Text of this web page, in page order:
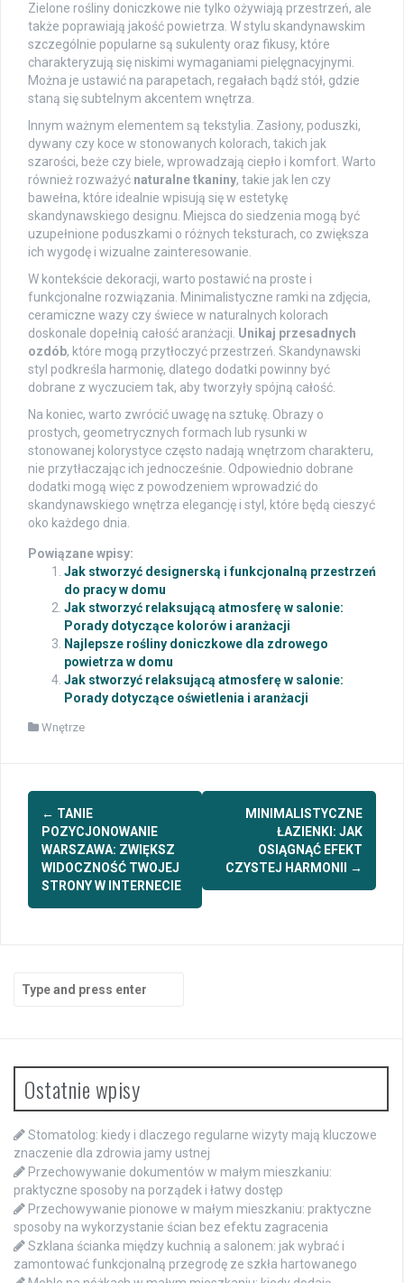
Zielone rośliny doniczkowe nie tylko ożywiają przestrzeń, ale
także poprawiają jakość powietrza. W stylu skandynawskim
szczególnie popularne są sukulenty oraz fikusy, które
charakteryzują się niskimi wymaganiami pielęgnacyjnymi.
Można je ustawić na parapetach, regałach bądź stół, gdzie
staną się subtelnym akcentem wnętrza.
Innym ważnym elementem są tekstylia. Zasłony, poduszki,
dywany czy koce w stonowanych kolorach, takich jak
szarości, beże czy biele, wprowadzają ciepło i komfort. Warto
również rozważyć naturalne tkaniny, takie jak len czy
bawełna, które idealnie wpisują się w estetykę
skandynawskiego designu. Miejsca do siedzenia mogą być
uzupełnione poduszkami o różnych teksturach, co zwiększa
ich wygodę i wizualne zainteresowanie.
W kontekście dekoracji, warto postawić na proste i
funkcjonalne rozwiązania. Minimalistyczne ramki na zdjęcia,
ceramiczne wazy czy świece w naturalnych kolorach
doskonale dopełnią całość aranżacji. Unikaj przesadnych
ozdób, które mogą przytłoczyć przestrzeń. Skandynawski
styl podkreśla harmonię, dlatego dodatki powinny być
dobrane z wyczuciem tak, aby tworzyły spójną całość.
Na koniec, warto zwrócić uwagę na sztukę. Obrazy o
prostych, geometrycznych formach lub rysunki w
stonowanej kolorystyce często nadają wnętrzom charakteru,
nie przytłaczając ich jednocześnie. Odpowiednio dobrane
dodatki mogą więc z powodzeniem wprowadzić do
skandynawskiego wnętrza elegancję i styl, które będą cieszyć
oko każdego dnia.
Powiązane wpisy:
Jak stworzyć designerską i funkcjonalną przestrzeń
do pracy w domu
Jak stworzyć relaksującą atmosferę w salonie:
Porady dotyczące kolorów i aranżacji
Najlepsze rośliny doniczkowe dla zdrowego
powietrza w domu
Jak stworzyć relaksującą atmosferę w salonie:
Porady dotyczące oświetlenia i aranżacji
Wnętrze
Post
navigation
← TANIE
POZYCJONOWANIE
WARSZAWA: ZWIĘKSZ
WIDOCZNOŚĆ TWOJEJ
STRONY W INTERNECIE
MINIMALISTYCZNE
ŁAZIENKI: JAK
OSIĄGNĄĆ EFEKT
CZYSTEJ HARMONII
→
Search
for:
Ostatnie wpisy
Stomatolog: kiedy i dlaczego regularne wizyty mają kluczowe
znaczenie dla zdrowia jamy ustnej
Przechowywanie dokumentów w małym mieszkaniu:
praktyczne sposoby na porządek i łatwy dostęp
Przechowywanie pionowe w małym mieszkaniu: praktyczne
sposoby na wykorzystanie ścian bez efektu zagracenia
Szklana ścianka między kuchnią a salonem: jak wybrać i
zamontować funkcjonalną przegrodę ze szkła hartowanego